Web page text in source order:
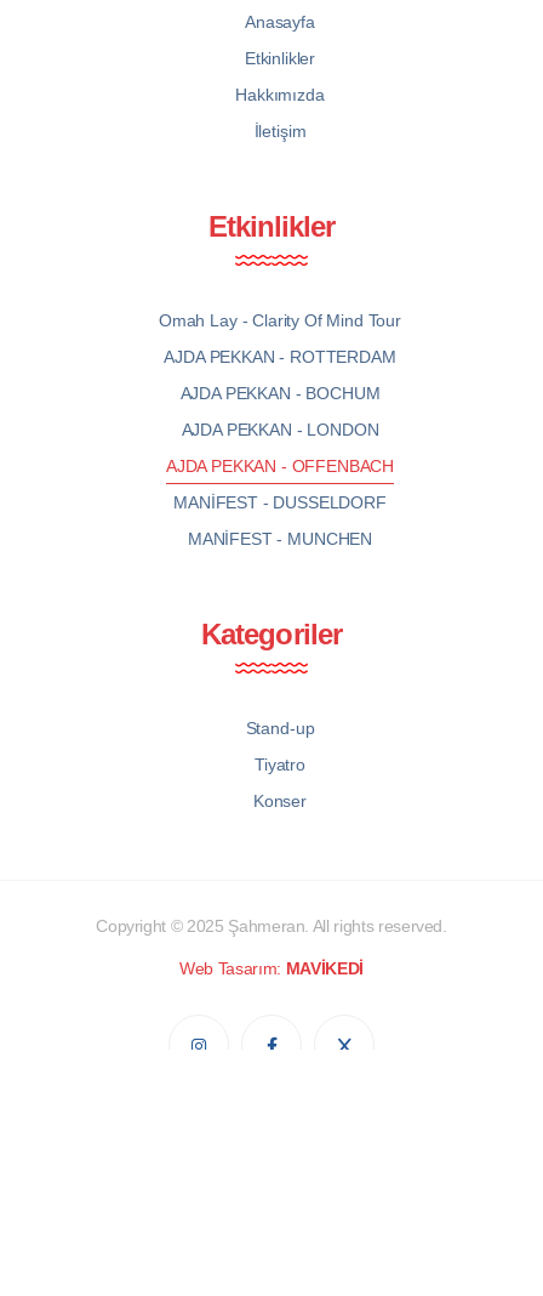
Anasayfa
Etkinlikler
Hakkımızda
İletişim
Etkinlikler
Omah Lay - Clarity Of Mind Tour
AJDA PEKKAN - ROTTERDAM
AJDA PEKKAN - BOCHUM
AJDA PEKKAN - LONDON
AJDA PEKKAN - OFFENBACH
MANİFEST - DUSSELDORF
MANİFEST - MUNCHEN
Kategoriler
Stand-up
Tiyatro
Konser
Copyright © 2025 Şahmeran. All rights reserved.
Web Tasarım: MAVİKEDİ